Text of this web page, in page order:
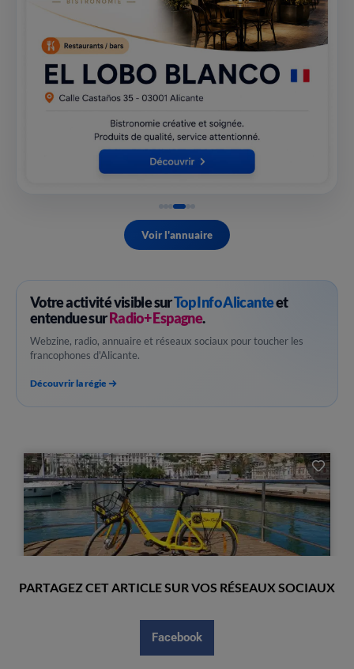
Voir l'annuaire
Votre activité visible surTop Info Alicanteet
entendue surRadio+ Espagne.
Webzine, radio, annuaire et réseaux sociaux pour toucher les
francophones d'Alicante.
Découvrir la régie
PARTAGEZ CET ARTICLE SUR VOS RÉSEAUX SOCIAUX
Facebook